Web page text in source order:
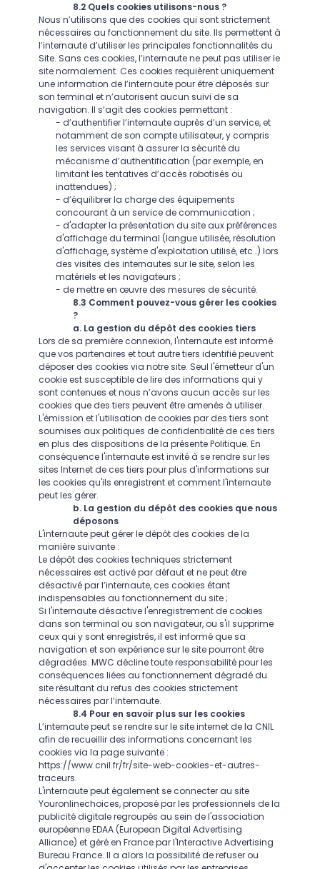
8.2 Quels cookies utilisons-nous ?
Nous n’utilisons que des cookies qui sont strictement
nécessaires au fonctionnement du site. Ils permettent à
l’internaute d’utiliser les principales fonctionnalités du
Site. Sans ces cookies, l’internaute ne peut pas utiliser le
site normalement. Ces cookies requièrent uniquement
une information de l’internaute pour être déposés sur
son terminal et n’autorisent aucun suivi de sa
navigation. Il s’agit des cookies permettant :
- d’authentifier l’internaute auprès d’un service, et
notamment de son compte utilisateur, y compris
les services visant à assurer la sécurité du
mécanisme d’authentification (par exemple, en
limitant les tentatives d’accès robotisés ou
inattendues) ;
- d’équilibrer la charge des équipements
concourant à un service de communication ;
- d'adapter la présentation du site aux préférences
d'affichage du terminal (langue utilisée, résolution
d'affichage, système d'exploitation utilisé, etc…) lors
des visites des internautes sur le site, selon les
matériels et les navigateurs ;
- de mettre en œuvre des mesures de sécurité.
8.3 Comment pouvez-vous gérer les cookies
?
a. La gestion du dépôt des cookies tiers
Lors de sa première connexion, l'internaute est informé
que vos partenaires et tout autre tiers identifié peuvent
déposer des cookies via notre site. Seul l'émetteur d'un
cookie est susceptible de lire des informations qui y
sont contenues et nous n’avons aucun accès sur les
cookies que des tiers peuvent être amenés à utiliser.
L'émission et l'utilisation de cookies par des tiers sont
soumises aux politiques de confidentialité de ces tiers
en plus des dispositions de la présente Politique. En
conséquence l'internaute est invité à se rendre sur les
sites Internet de ces tiers pour plus d'informations sur
les cookies qu'ils enregistrent et comment l'internaute
peut les gérer.
b. La gestion du dépôt des cookies que nous
déposons
L'internaute peut gérer le dépôt des cookies de la
manière suivante :
Le dépôt des cookies techniques strictement
nécessaires est activé par défaut et ne peut être
désactivé par l’internaute, ces cookies étant
indispensables au fonctionnement du site ;
Si l'internaute désactive l'enregistrement de cookies
dans son terminal ou son navigateur, ou s'il supprime
ceux qui y sont enregistrés, il est informé que sa
navigation et son expérience sur le site pourront être
dégradées. MWC décline toute responsabilité pour les
conséquences liées au fonctionnement dégradé du
site résultant du refus des cookies strictement
nécessaires par l’internaute.
8.4 Pour en savoir plus sur les cookies
L’internaute peut se rendre sur le site internet de la CNIL
afin de recueillir des informations concernant les
cookies via la page suivante :
https://www.cnil.fr/fr/site-web-cookies-et-autres-
traceurs.
L'internaute peut également se connecter au site
Youronlinechoices, proposé par les professionnels de la
publicité digitale regroupés au sein de l'association
européenne EDAA (European Digital Advertising
Alliance) et géré en France par l'Interactive Advertising
Bureau France. Il a alors la possibilité de refuser ou